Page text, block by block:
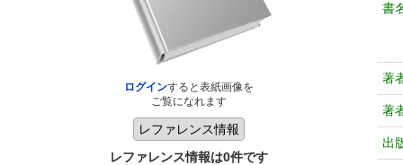
ログインすると表紙画像を
ご覧になれます
レファレンス情報は0件です
書
著
著
出